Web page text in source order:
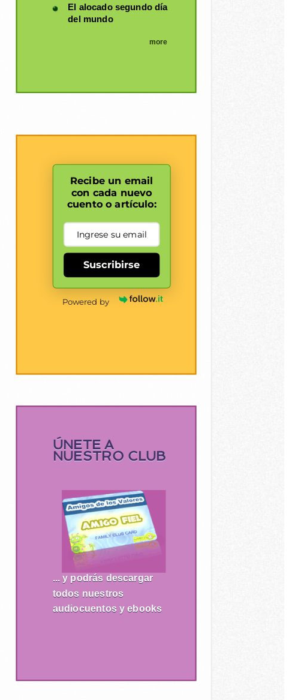
El alocado segundo día
del mundo
more
Recibe un email
con cada nuevo
cuento o artículo:
Suscribirse
Powered by
ÚNETE A
NUESTRO CLUB
... y podrás descargar
todos nuestros
audiocuentos y ebooks